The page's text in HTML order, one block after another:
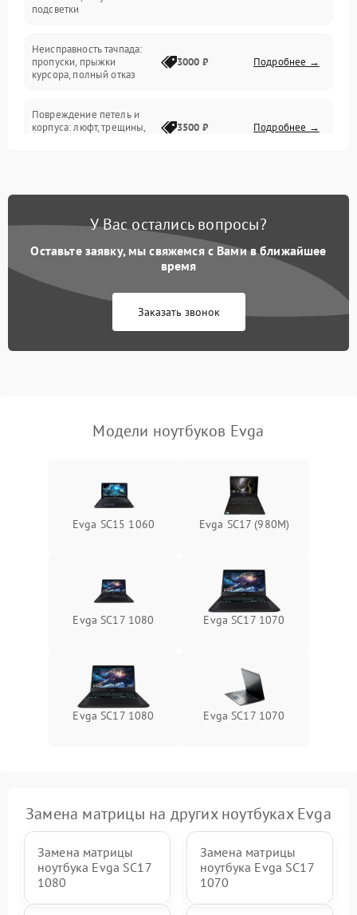
Батарея
Сеть и интернет
подсветки
Неисправность тачпада:
пропуски, прыжки
курсора, полный отказ
3000 ₽ Подробнее →
Повреждение петель и
корпуса: люфт, трещины,
3500 ₽ Подробнее →
быстрая разрядка,
2500 ₽ Подробнее →
Неисправность зарядного
питания
2000 ₽ Подробнее →
неисправности кулера
пропадание диска
оперативной памяти:
вылеты приложений,
синие экраны
Подробнее →
У Вас остались вопросы?
Оставьте заявку, мы свяжемся с Вами в ближайшее
время
Заказать звонок
Модели ноутбуков Evga
Evga SC15 1060 Evga SC17 (980M)
Evga SC17 1080 Evga SC17 1070
Evga SC17 1080 Evga SC17 1070
Замена матрицы на других ноутбуках Evga
Замена матрицы
ноутбука Evga SC17
1080
Замена матрицы
ноутбука Evga SC17
1070